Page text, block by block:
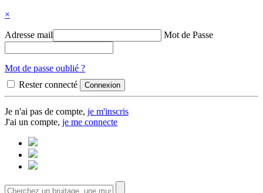
×
Adresse mail Mot de Passe
Mot de passe oublié ?
Rester connecté
Je n'ai pas de compte, je m'inscris
J'ai un compte, je me connecte